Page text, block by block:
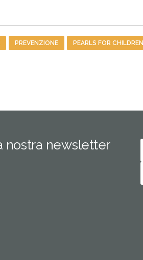
PREVENZIONE PEARLS FOR CHILDREN
nostra newsletter